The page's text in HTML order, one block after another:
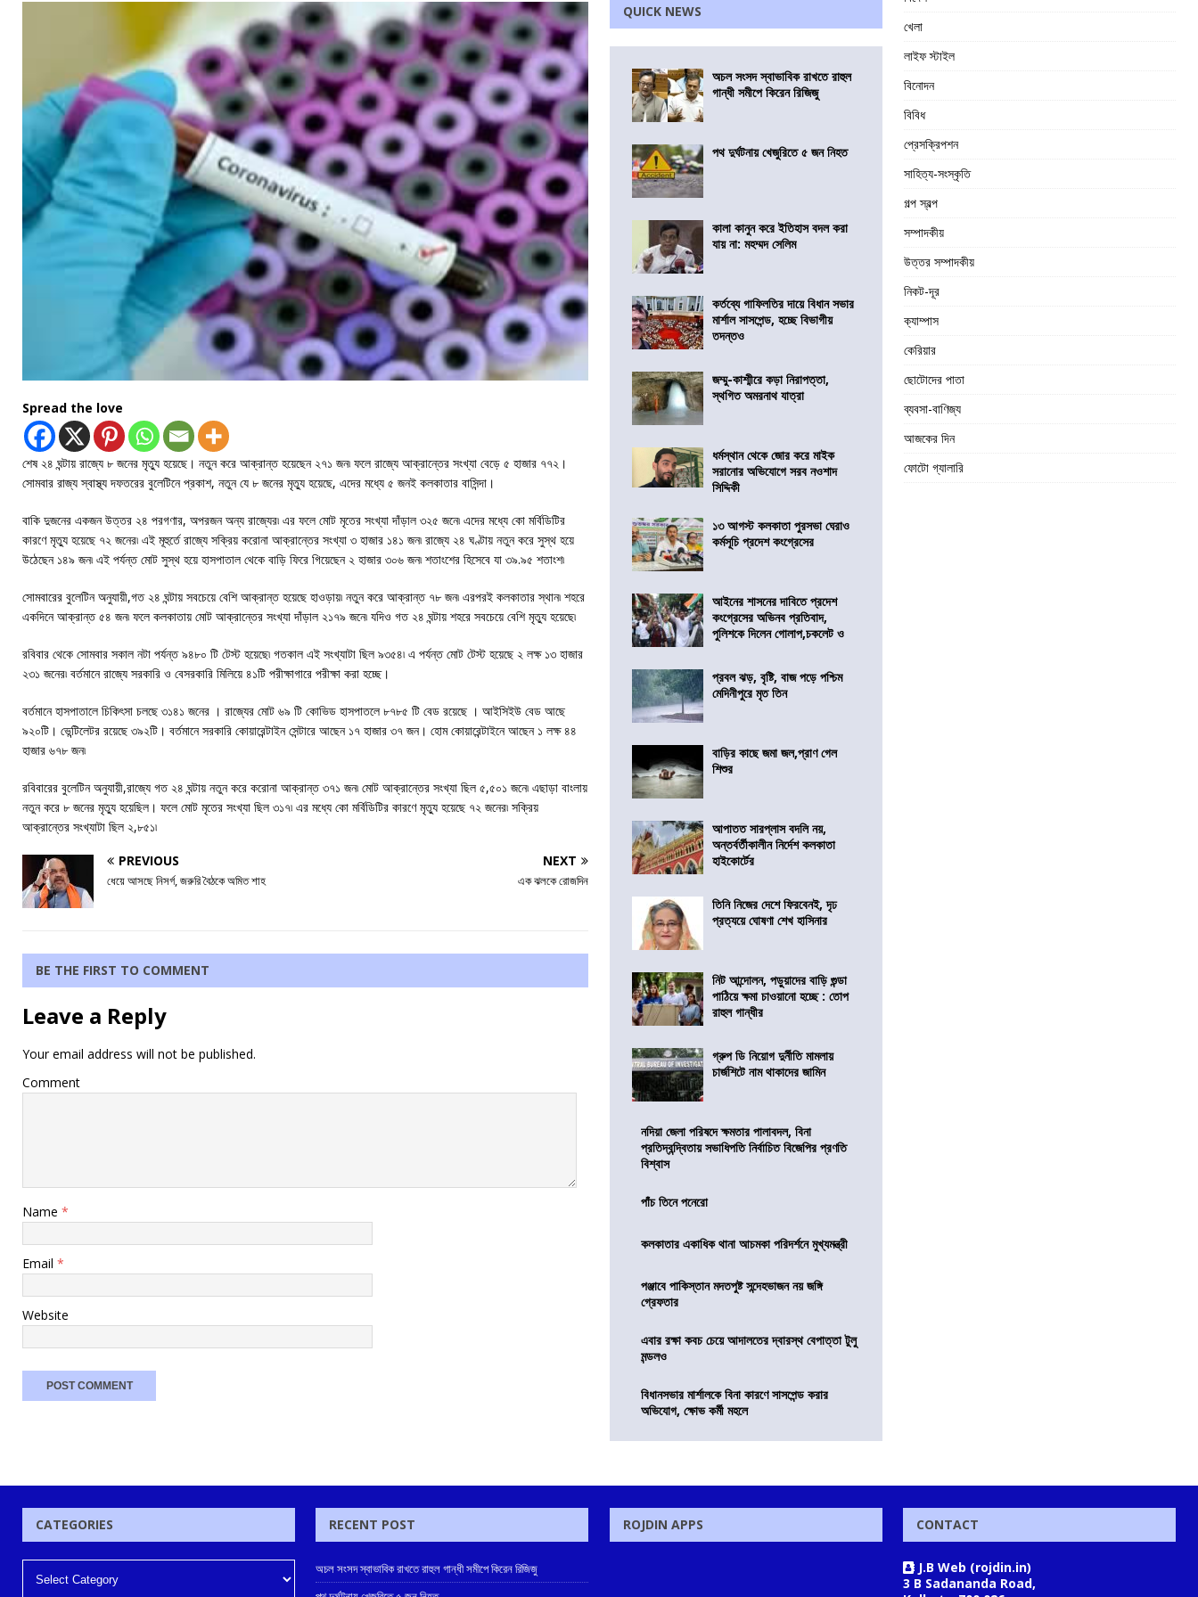
Spread the love
শেষ ২৪ ঘন্টায় রাজ্যে ৮ জনের মৃত্যু হয়েছে। নতুন করে আক্রান্ত হয়েছেন ২৭১ জন৷ ফলে রাজ্যে আক্রান্তের সংখ্যা বেড়ে ৫ হাজার ৭৭২।
সোমবার রাজ্য স্বাস্থ্য দফতরের বুলেটিনে প্রকাশ, নতুন যে ৮ জনের মৃত্যু হয়েছে, এদের মধ্যে ৫ জনই কলকাতার বাসিন্দা।
বাকি দুজনের একজন উত্তর ২৪ পরগণার, অপরজন অন্য রাজ্যের৷ এর ফলে মোট মৃতের সংখ্যা দাঁড়াল ৩২৫ জনে৷ এদের মধ্যে কো মর্বিডিটির
কারণে মৃত্যু হয়েছে ৭২ জনের৷ এই মূহুর্তে রাজ্যে সক্রিয় করোনা আক্রান্তের সংখ্যা ৩ হাজার ১৪১ জন৷ রাজ্যে ২৪ ঘণ্টায় নতুন করে সুস্থ হয়ে
উঠেছেন ১৪৯ জন৷ এই পর্যন্ত মোট সুস্থ হয়ে হাসপাতাল থেকে বাড়ি ফিরে গিয়েছেন ২ হাজার ৩০৬ জন৷ শতাংশের হিসেবে যা ৩৯.৯৫ শতাংশ৷
সোমবারের বুলেটিন অনুযায়ী,গত ২৪ ঘন্টায় সবচেয়ে বেশি আক্রান্ত হয়েছে হাওড়ায়৷ নতুন করে আক্রান্ত ৭৮ জন৷ এরপরই কলকাতার স্থান৷ শহরে
একদিনে আক্রান্ত ৫৪ জন৷ ফলে কলকাতায় মোট আক্রান্তের সংখ্যা দাঁড়াল ২১৭৯ জনে৷ যদিও গত ২৪ ঘন্টায় শহরে সবচেয়ে বেশি মৃত্যু হয়েছে৷
রবিবার থেকে সোমবার সকাল নটা পর্যন্ত ৯৪৮০ টি টেস্ট হয়েছে৷ গতকাল এই সংখ্যাটা ছিল ৯৩৫৪৷ এ পর্যন্ত মোট টেস্ট হয়েছে ২ লক্ষ ১৩ হাজার
২৩১ জনের৷ বর্তমানে রাজ্যে সরকারি ও বেসরকারি মিলিয়ে ৪১টি পরীক্ষাগারে পরীক্ষা করা হচ্ছে।
বর্তমানে হাসপাতালে চিকিৎসা চলছে ৩১৪১ জনের । রাজ্যের মোট ৬৯ টি কোভিড হাসপাতলে ৮৭৮৫ টি বেড রয়েছে । আইসিইউ বেড আছে
৯২০টি। ভেন্টিলেটর রয়েছে ৩৯২টি। বর্তমানে সরকারি কোয়ারেন্টাইন সেন্টারে আছেন ১৭ হাজার ৩৭ জন। হোম কোয়ারেন্টাইনে আছেন ১ লক্ষ ৪৪
হাজার ৬৭৮ জন৷
রবিবারের বুলেটিন অনুযায়ী,রাজ্যে গত ২৪ ঘন্টায় নতুন করে করোনা আক্রান্ত ৩৭১ জন৷ মোট আক্রান্তের সংখ্যা ছিল ৫,৫০১ জনে৷ এছাড়া বাংলায়
নতুন করে ৮ জনের মৃত্যু হয়েছিল। ফলে মোট মৃতের সংখ্যা ছিল ৩১৭৷ এর মধ্যে কো মর্বিডিটির কারণে মৃত্যু হয়েছে ৭২ জনের৷ সক্রিয়
আক্রান্তের সংখ্যাটা ছিল ২,৮৫১৷
PREVIOUS
ধেয়ে আসছে নিসর্গ, জরুরি বৈঠকে অমিত শাহ
NEXT
এক ঝলকে রোজদিন
BE THE FIRST TO COMMENT
Leave a Reply
Your email address will not be published.
Comment
Name *
Email *
Website
QUICK NEWS
অচল সংসদ স্বাভাবিক রাখতে রাহুল
গান্ধী সমীপে কিরেন রিজিজু
পথ দুর্ঘটনায় খেজুরিতে ৫ জন নিহত
কালা কানুন করে ইতিহাস বদল করা
যায় না: মহম্মদ সেলিম
কর্তব্যে গাফিলতির দায়ে বিধান সভার
মার্শাল সাসপেন্ড, হচ্ছে বিভাগীয়
তদন্তও
জম্মু-কাশ্মীরে কড়া নিরাপত্তা,
স্থগিত অমরনাথ যাত্রা
ধর্মস্থান থেকে জোর করে মাইক
সরানোর অভিযোগে সরব নওশাদ
সিদ্দিকী
১৩ আগস্ট কলকাতা পুরসভা ঘেরাও
কর্মসূচি প্রদেশ কংগ্রেসের
আইনের শাসনের দাবিতে প্রদেশ
কংগ্রেসের অভিনব প্রতিবাদ,
পুলিশকে দিলেন গোলাপ,চকলেট ও
প্রবল ঝড়, বৃষ্টি, বাজ পড়ে পশ্চিম
মেদিনীপুরে মৃত তিন
বাড়ির কাছে জমা জল,প্রাণ গেল
শিশুর
আপাতত সারপ্লাস বদলি নয়,
অন্তর্বর্তীকালীন নির্দেশ কলকাতা
হাইকোর্টের
তিনি নিজের দেশে ফিরবেনই, দৃঢ
প্রত্যয়ে ঘোষণা শেখ হাসিনার
নিট আন্দোলন, পড়ুয়াদের বাড়ি গুন্ডা
পাঠিয়ে ক্ষমা চাওয়ানো হচ্ছে : তোপ
রাহুল গান্ধীর
গ্রুপ ডি নিয়োগ দুর্নীতি মামলায়
চার্জশিটে নাম থাকাদের জামিন
নদিয়া জেলা পরিষদে ক্ষমতার পালাবদল, বিনা
প্রতিদ্বন্দ্বিতায় সভাধিপতি নির্বাচিত বিজেপির প্রণতি
বিশ্বাস
পাঁচ তিনে পনেরো
কলকাতার একাধিক থানা আচমকা পরিদর্শনে মুখ্যমন্ত্রী
পঞ্জাবে পাকিস্তান মদতপুষ্ট সন্দেহভাজন নয় জঙ্গি
গ্রেফতার
এবার রক্ষা কবচ চেয়ে আদালতের দ্বারস্থ বেপাত্তা টুলু
মন্ডলও
বিধানসভার মার্শালকে বিনা কারণে সাসপেন্ড করার
অভিযোগ, ক্ষোভ কর্মী মহলে
খেলা
লাইফ স্টাইল
বিনোদন
বিবিধ
প্রেসক্রিপশন
সাহিত্য-সংস্কৃতি
গল্প স্বল্প
সম্পাদকীয়
উত্তর সম্পাদকীয়
নিকট-দূর
ক্যাম্পাস
কেরিয়ার
ছোটোদের পাতা
ব্যবসা-বাণিজ্য
আজকের দিন
ফোটো গ্যালারি
CATEGORIES RECENT POST
অচল সংসদ স্বাভাবিক রাখতে রাহুল গান্ধী সমীপে কিরেন রিজিজু
ROJDIN APPS CONTACT
J.B Web (rojdin.in)
3 B Sadananda Road,